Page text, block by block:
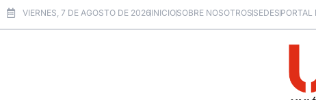
VIERNES, 7 DE AGOSTO DE 2026INICIOSOBRE NOSOTROSSEDESPORTAL